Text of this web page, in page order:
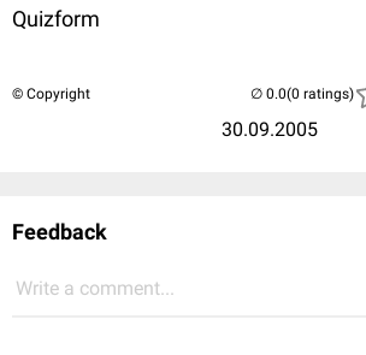
Quizform
© Copyright
30.09.2005
(0 ratings)
Feedback
Write a comment...